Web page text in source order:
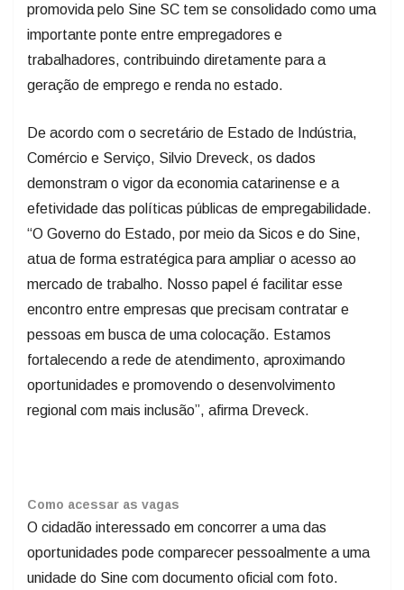
promovida pelo Sine SC tem se consolidado como uma
importante ponte entre empregadores e
trabalhadores, contribuindo diretamente para a
geração de emprego e renda no estado.
De acordo com o secretário de Estado de Indústria,
Comércio e Serviço, Silvio Dreveck, os dados
demonstram o vigor da economia catarinense e a
efetividade das políticas públicas de empregabilidade.
“O Governo do Estado, por meio da Sicos e do Sine,
atua de forma estratégica para ampliar o acesso ao
mercado de trabalho. Nosso papel é facilitar esse
encontro entre empresas que precisam contratar e
pessoas em busca de uma colocação. Estamos
fortalecendo a rede de atendimento, aproximando
oportunidades e promovendo o desenvolvimento
regional com mais inclusão”, afirma Dreveck.
Como acessar as vagas
O cidadão interessado em concorrer a uma das
oportunidades pode comparecer pessoalmente a uma
unidade do Sine com documento oficial com foto.